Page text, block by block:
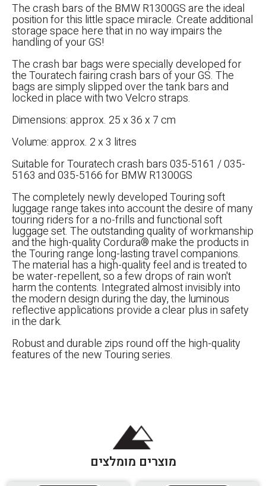
The crash bars of the BMW R1300GS are the ideal
position for this little space miracle. Create additional
storage space here that in no way impairs the
handling of your GS!
The crash bar bags were specially developed for
the Touratech fairing crash bars of your GS. The
bags are simply slipped over the tank bars and
locked in place with two Velcro straps.
Dimensions: approx. 25 x 36 x 7 cm
Volume: approx. 2 x 3 litres
Suitable for Touratech crash bars 035-5161 / 035-
5163 and 035-5166 for BMW R1300GS
The completely newly developed Touring soft
luggage range takes into account the desire of many
touring riders for a no-frills and functional soft
luggage set. The outstanding quality of workmanship
and the high-quality Cordura® make the products in
the Touring range long-lasting travel companions.
The material has a high-quality feel and is treated to
be water-repellent, so a few drops of rain won't
harm the contents. Integrated almost invisibly into
the modern design during the day, the luminous
reflective applications provide a clear plus in safety
in the dark.
Robust and durable zips round off the high-quality
features of the new Touring series.
מוצרים מומלצים
הגדר סוג האופנוע שלך